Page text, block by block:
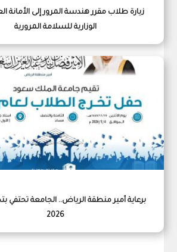
زيارة طلاب مقرر هندسة المرور إلى الأمانة
الوزارية للسلامة المرورية
برعاية أمير منطقة الرياض.. الجامعة تحتفي
2026